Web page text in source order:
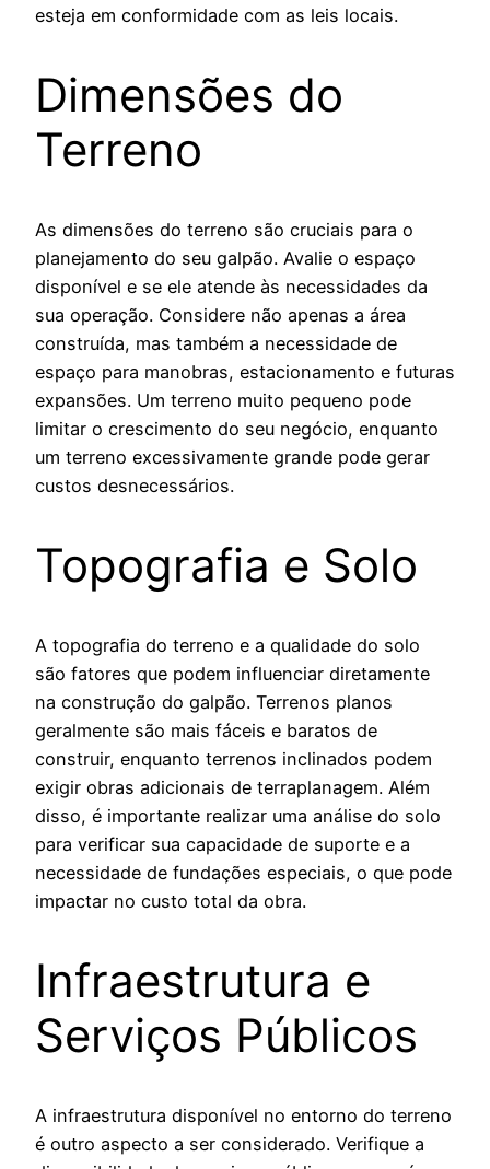
esteja em conformidade com as leis locais.
Dimensões do
Terreno
As dimensões do terreno são cruciais para o
planejamento do seu galpão. Avalie o espaço
disponível e se ele atende às necessidades da
sua operação. Considere não apenas a área
construída, mas também a necessidade de
espaço para manobras, estacionamento e futuras
expansões. Um terreno muito pequeno pode
limitar o crescimento do seu negócio, enquanto
um terreno excessivamente grande pode gerar
custos desnecessários.
Topografia e Solo
A topografia do terreno e a qualidade do solo
são fatores que podem influenciar diretamente
na construção do galpão. Terrenos planos
geralmente são mais fáceis e baratos de
construir, enquanto terrenos inclinados podem
exigir obras adicionais de terraplanagem. Além
disso, é importante realizar uma análise do solo
para verificar sua capacidade de suporte e a
necessidade de fundações especiais, o que pode
impactar no custo total da obra.
Infraestrutura e
Serviços Públicos
A infraestrutura disponível no entorno do terreno
é outro aspecto a ser considerado. Verifique a